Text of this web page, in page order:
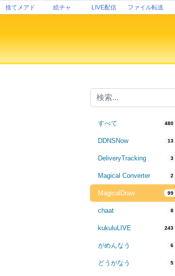
捨てメアド 絵チャ LIVE配信 ファイル転送
すべて 480
DDNSNow 13
DeliveryTracking 3
Magical Converter 2
MagicalDraw 99
chaat 8
kukuluLIVE 243
がめんなう 6
どうがなう 5